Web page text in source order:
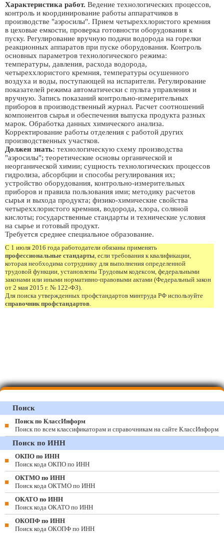
Характеристика работ. Ведение технологических процессов,
контроль и координирование работы аппаратчиков в
производстве "аэросилы". Прием четыреххлористого кремния
в цеховые емкости, проверка готовности оборудования к
пуску. Регулирование вручную подачи водорода на горелки
реакционных аппаратов при пуске оборудования. Контроль
основных параметров технологического режима:
температуры, давления, расхода водорода,
четыреххлористого кремния, температуры осушенного
воздуха и воды, поступающей на испарители. Регулирование
показателей режима автоматически с пульта управления и
вручную. Запись показаний контрольно-измерительных
приборов в производственный журнал. Расчет соотношений
компонентов сырья и обеспечения выпуска продукта разных
марок. Обработка данных химического анализа.
Корректирование работы отделения с работой других
производственных участков.
Должен знать: технологическую схему производства
"аэросилы"; теоретические основы органической и
неорганической химии; сущность технологических процессов
гидролиза, абсорбции и способы регулирования их;
устройство оборудования, контрольно-измерительных
приборов и правила пользования ими; методику расчетов
сырья и выхода продукта; физико-химические свойства
четыреххлористого кремния, водорода, хлора, соляной
кислоты; государственные стандарты и технические условия
на сырье и готовый продукт.
Требуется среднее специальное образование.
С 1 июля 2016 года работодатели обязаны применять
профессиональные стандарты, если требования к квалификации,
которая необходима сотруднику для выполнения определенной
трудовой функции, установлены Трудовым кодексом, федеральными
законами или иными нормативно-правовыми актами (Федеральный закон
от 2 мая 2015 г. № 122-ФЗ).
Для поиска утвержденных профстандартов минтруда РФ используйте
справочник профстандартов.
Поиск
Поиск по КлассИнформ
Поиск по всем классификаторам и справочникам на сайте КлассИнформ
Поиск по ИНН
ОКПО по ИНН
Поиск кода ОКПО по ИНН
ОКТМО по ИНН
Поиск кода ОКТМО по ИНН
ОКАТО по ИНН
Поиск кода ОКАТО по ИНН
ОКОПФ по ИНН
Поиск кода ОКОПФ по ИНН